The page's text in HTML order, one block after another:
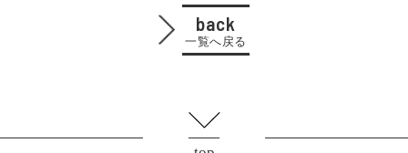
back
一覧へ戻る